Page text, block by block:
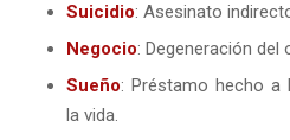
Suicidio: Asesinato
Negocio: Degeneración del
Sueño: Préstamo hecho a
la vida.